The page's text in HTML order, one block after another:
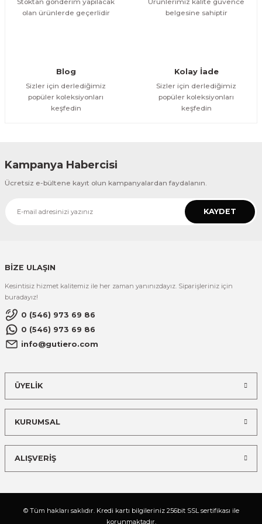
olan ürünlerde geçerlidir
belgesine sahiptir
Blog
Sizler için derlediğimiz
popüler koleksiyonları
keşfedin
Kolay İade
Sizler için derlediğimiz
popüler koleksiyonları
keşfedin
Kampanya Habercisi
Ücretsiz e-bültene kayıt olun kampanyalardan faydalanın.
KAYDET
BİZE ULAŞIN
Kesintisiz hizmet kalitemiz ile her zaman yanınızdayız. Siparişleriniz için
buradayız!
0 (546) 973 69 86
0 (546) 973 69 86
info@gutiero.com
ÜYELİK
KURUMSAL
ALIŞVERİŞ
© Tüm hakları saklıdır. Kredi kartı bilgileriniz 256bit SSL sertifikası ile
korunmaktadır.